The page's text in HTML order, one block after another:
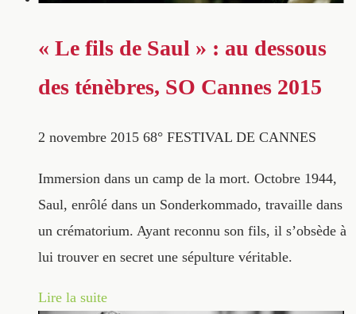
« Le fils de Saul » : au dessous
des ténèbres, SO Cannes 2015
2 novembre 2015 68° FESTIVAL DE CANNES
Immersion dans un camp de la mort. Octobre 1944,
Saul, enrôlé dans un Sonderkommado, travaille dans
un crématorium. Ayant reconnu son fils, il s’obsède à
lui trouver en secret une sépulture véritable.
Lire la suite